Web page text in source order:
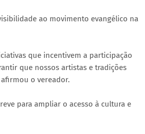
ao movimento evangélico na
que incentivem a participação
que nossos artistas e tradições
o vereador.
para ampliar o acesso à cultura e